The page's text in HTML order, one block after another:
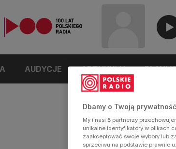
AUDYCJE ARTYKUŁY
Dbamy o Twoją prywatność
My i nasi 5 partnerzy
unikalne identyfikatory w plikach
zaakceptować swoje wybory lub
sprzeciwu na podstawie prawnie